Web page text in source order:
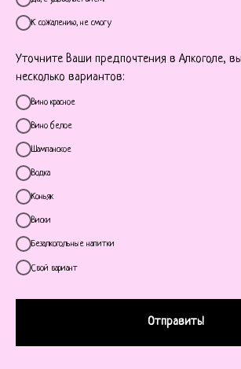
К сожалению, не смогу
Уточните Ваши предпочтения в Алкоголе,
несколько вариантов:
Вино красное
Вино белое
Шампанское
Водка
Коньяк
Виски
Безалкогольные напитки
Свой вариант
Отправить!